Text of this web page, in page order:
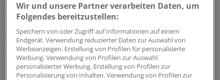
Auf diese Weise wird die Aufmerksamkeit des
betroffenen Patienten auf die Blase gelenkt. Selbst
gebrechliche ältere Menschen mit kognitiven oder
körperlichen Einschränken sprechen auf diese Form des
Verhaltenstrainings gut an - und die Methoden sind
naturgemäß frei von Nebenwirkungen, so die DGG.
Wir und unsere Partner verarbeiten Daten, um
Folgendes bereitzustellen:
Speichern von oder Zugriff auf Informationen auf einem
Endgerät. Verwendung reduzierter Daten zur Auswahl von
Werbeanzeigen. Erstellung von Profilen für personalisierte
Werbung. Verwendung von Profilen zur Auswahl
personalisierter Werbung. Erstellung von Profilen zur
Personalisierung von Inhalten. Verwendung von Profilen zur